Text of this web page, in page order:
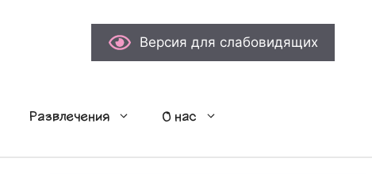
Версия для слабовидящих
Развлечения О нас